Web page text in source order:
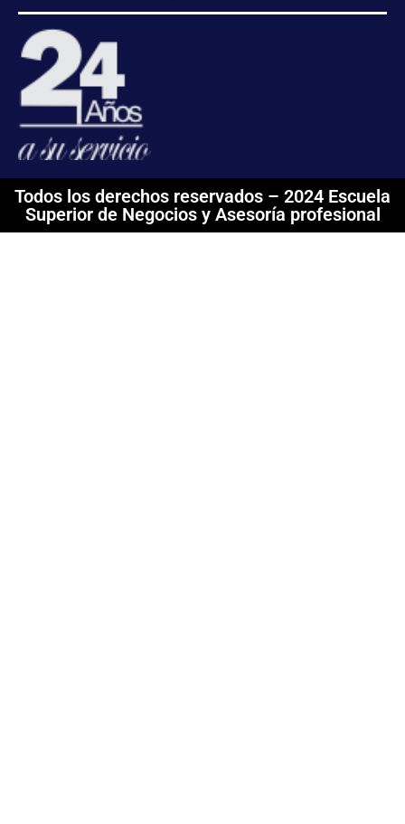
Todos los derechos reservados – 2024 Escuela
Superior de Negocios y Asesoría profesional